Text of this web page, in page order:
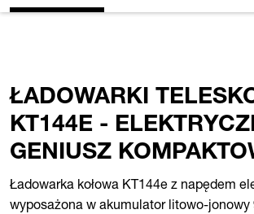
ŁADOWARKI
KT144E -
GENIUSZ
Ładowarka kołowa KT144e z napędem
wyposażona w akumulator litowo-jonowy